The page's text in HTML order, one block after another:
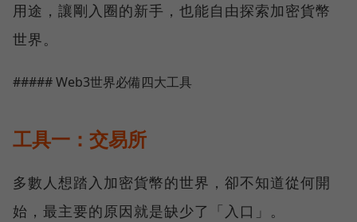
用途，讓剛入圈的新手，也能自由探索加密貨幣
世界。
##### Web3世界必備四大工具
工具一：交易所
多數人想踏入加密貨幣的世界，卻不知道從何開
始，最主要的原因就是缺少了「入口」。